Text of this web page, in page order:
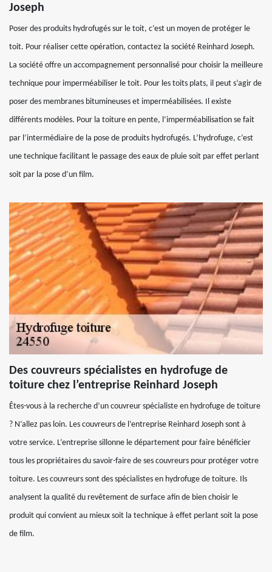
Joseph
Poser des produits hydrofugés sur le toit, c’est un moyen de protéger le
toit. Pour réaliser cette opération, contactez la société Reinhard Joseph.
La société offre un accompagnement personnalisé pour choisir la meilleure
technique pour imperméabiliser le toit. Pour les toits plats, il peut s’agir de
poser des membranes bitumineuses et imperméabilisées. Il existe
différents modèles. Pour la toiture en pente, l’imperméabilisation se fait
par l’intermédiaire de la pose de produits hydrofugés. L’hydrofuge, c’est
une technique facilitant le passage des eaux de pluie soit par effet perlant
soit par la pose d’un film.
Des couvreurs spécialistes en hydrofuge de
toiture chez l’entreprise Reinhard Joseph
Êtes-vous à la recherche d’un couvreur spécialiste en hydrofuge de toiture
? N’allez pas loin. Les couvreurs de l’entreprise Reinhard Joseph sont à
votre service. L’entreprise sillonne le département pour faire bénéficier
tous les propriétaires du savoir-faire de ses couvreurs pour protéger votre
toiture. Les couvreurs sont des spécialistes en hydrofuge de toiture. Ils
analysent la qualité du revêtement de surface afin de bien choisir le
produit qui convient au mieux soit la technique à effet perlant soit la pose
de film.